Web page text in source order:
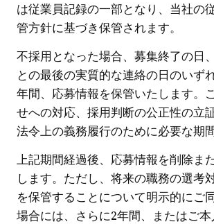
は従業員記録の一部となり、当社の
管方針に基づき保管されます。
不採用となった場合、募集終了の日
との最後の実質的な連絡の日のいず
年間、応募情報を保管いたします。
せへの対応、採用判断の公正性の立
法令上の義務履行のために必要な期間
上記期間経過後、応募情報を削除ま
します。ただし、将来の職務の選考
を保管することについて明示的にご
場合には、さらに2年間、またはご